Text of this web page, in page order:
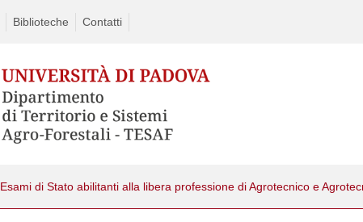
Biblioteche Contatti
Esami di Stato abilitanti alla libera professione di Agrotecnico e